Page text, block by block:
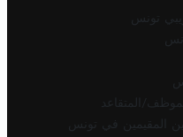
تونس
المتقاعد
المقيمين في تونس